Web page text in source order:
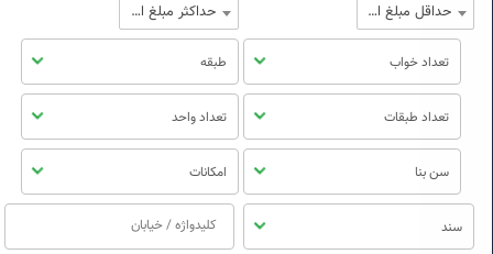
حداقل مبلغ اجاره
حداکثر مبلغ اجاره
تعداد خواب طبقه
تعداد طبقات تعداد واحد
سن بنا امکانات
سند